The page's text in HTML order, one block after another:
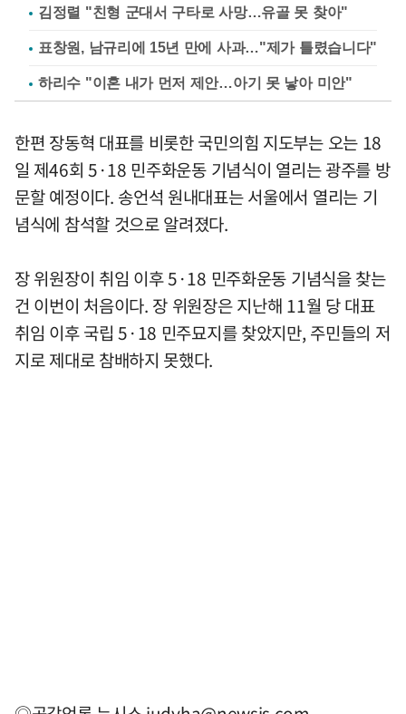
김정렬 "친형 군대서 구타로 사망…유골 못 찾아"
표창원, 남규리에 15년 만에 사과…"제가 틀렸습니다"
하리수 "이혼 내가 먼저 제안…아기 못 낳아 미안"
한편 장동혁 대표를 비롯한 국민의힘 지도부는 오는 18
일 제46회 5·18 민주화운동 기념식이 열리는 광주를 방
문할 예정이다. 송언석 원내대표는 서울에서 열리는 기
념식에 참석할 것으로 알려졌다.
장 위원장이 취임 이후 5·18 민주화운동 기념식을 찾는
건 이번이 처음이다. 장 위원장은 지난해 11월 당 대표
취임 이후 국립 5·18 민주묘지를 찾았지만, 주민들의 저
지로 제대로 참배하지 못했다.